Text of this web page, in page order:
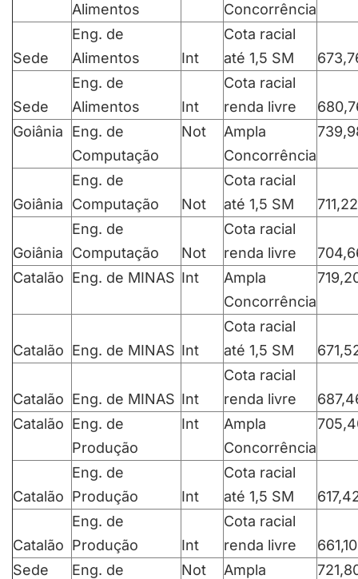
Alimentos
Concorrência
Sede
Eng. de
Alimentos
Int
Cota racial
até 1,5 SM
Sede
Eng. de
Alimentos
Int
Cota racial
renda livre
Goiânia
Eng. de
Computação
Not
Ampla
Concorrência
Goiânia
Eng. de
Computação
Not
Cota racial
até 1,5 SM
711,22
Goiânia
Eng. de
Computação
Not
Cota racial
renda livre
Catalão Eng. de MINAS Int
Ampla
Concorrência
Catalão Eng. de MINAS Int
Cota racial
até 1,5 SM
Catalão Eng. de MINAS Int
Cota racial
renda livre
Catalão Eng. de
Produção
Int
Ampla
Concorrência
Catalão
Eng. de
Produção
Int
Cota racial
até 1,5 SM
Catalão
Eng. de
Produção
Int
Cota racial
renda livre
661,10
Sede
Eng. de Not Ampla